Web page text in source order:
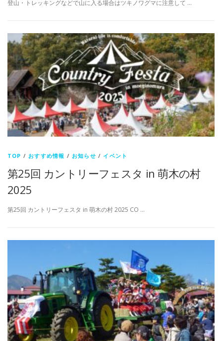
登山・トレッキングなどで山に入る場合はツキノワグマに注意して …
TOP /おすすめ情報 /お知らせ /イベント
第25回 カントリーフェスタ in 萌木の村
2025
第25回 カントリーフェスタ in 萌木の村 2025 CO …